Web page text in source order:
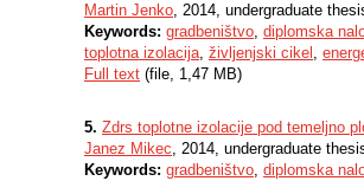
Martin Jenko, 2014, undergraduate
Keywords: gradbeništvo, diplomska
toplotna izolacija, življenjski cikel ,
Full text (file, 1,47 MB)
5. Zdrs toplotne izolacije pod temeljno
Janez Mikec, 2014, undergraduate
Keywords: gradbeništvo, diplomska